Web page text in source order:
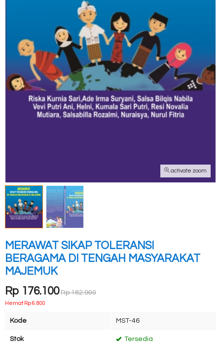
activate zoom
MERAWAT SIKAP TOLERANSI
BERAGAMA DI TENGAH MASYARAKAT
MAJEMUK
Rp 176.100 Rp 182.900
Hemat Rp 6.800
Kode MST-46
Stok Tersedia